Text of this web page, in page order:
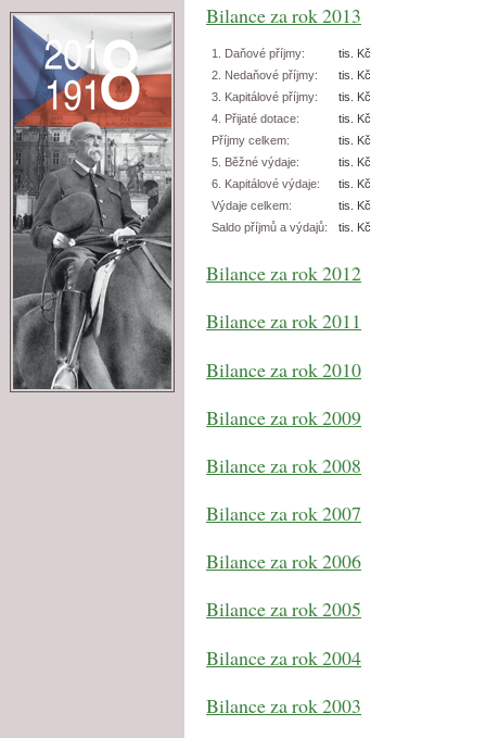
Bilance za rok 2013
1. Daňové příjmy:
tis. Kč
2. Nedaňové příjmy:
tis. Kč
3. Kapitálové příjmy:
tis. Kč
4. Přijaté dotace:
tis. Kč
Příjmy celkem:
tis. Kč
5. Běžné výdaje:
tis. Kč
6. Kapitálové výdaje:
tis. Kč
Výdaje celkem:
tis. Kč
Saldo příjmů a výdajů:
tis. Kč
Bilance za rok 2012
Bilance za rok 2011
Bilance za rok 2010
Bilance za rok 2009
Bilance za rok 2008
Bilance za rok 2007
Bilance za rok 2006
Bilance za rok 2005
Bilance za rok 2004
Bilance za rok 2003